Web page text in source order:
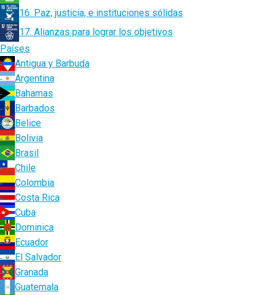
16. Paz, justicia, e instituciones sólidas
17. Alianzas para lograr los objetivos
Países
Antigua y Barbuda
Argentina
Bahamas
Barbados
Belice
Bolivia
Brasil
Chile
Colombia
Costa Rica
Cuba
Dominica
Ecuador
El Salvador
Granada
Guatemala